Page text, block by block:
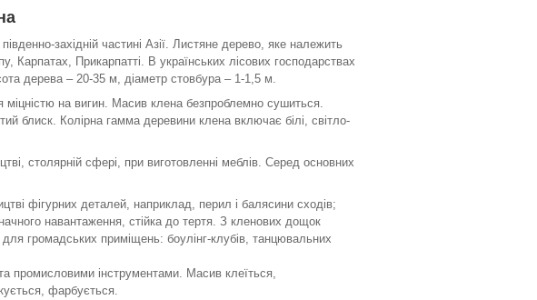
західній частині Азії. Листяне дерево, яке належить
Карпатах, Прикарпатті. В українських лісових господарствах
дерева – 20-35 м, діаметр стовбура – 1-1,5 м.
міцністю на вигин. Масив клена безпроблемно сушиться.
блиск. Колірна гамма деревини клена включає білі, світло-
столярній сфері, при виготовленні меблів. Серед основних
фігурних деталей, наприклад, перил і балясини сходів;
навантаження, стійка до тертя. З кленових дощок
громадських приміщень: боулінг-клубів, танцювальних
промисловими інструментами. Масив клеїться,
фарбується.